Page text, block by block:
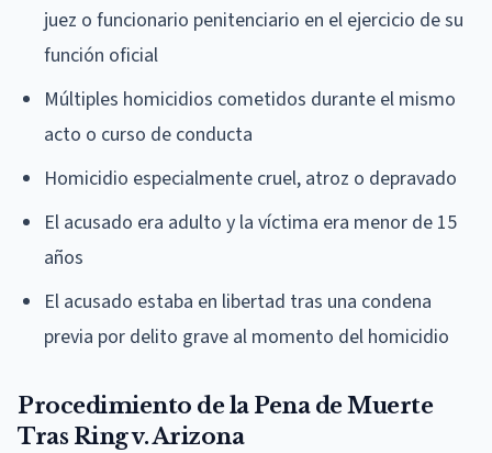
juez o funcionario penitenciario en el ejercicio de su
función oficial
Múltiples homicidios cometidos durante el mismo
acto o curso de conducta
Homicidio especialmente cruel, atroz o depravado
El acusado era adulto y la víctima era menor de 15
años
El acusado estaba en libertad tras una condena
previa por delito grave al momento del homicidio
Procedimiento de la Pena de Muerte
Tras Ring v. Arizona